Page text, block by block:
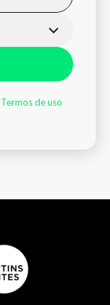
Termos de uso